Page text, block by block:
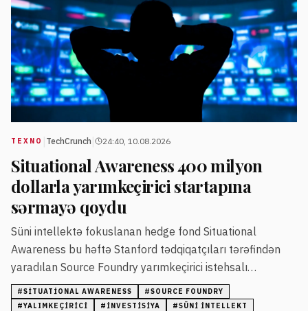
TEXNO TechCrunch 24:40, 10.08.2026
Situational Awareness 400 milyon
dollarla yarımkeçirici startapına
sərmayə qoydu
Süni intellektə fokuslanan hedge fond Situational
Awareness bu həftə Stanford tədqiqatçıları tərəfindən
yaradılan Source Foundry yarımkeçirici istehsalı
startapına 400 milyon dollar əlavə sərmayə yatırıb. Bu,
fondun Source Foundry-də ümumi sərmayəsini 500
#SITUATIONAL AWARENESS #SOURCE FOUNDRY
#YALIMKEÇIRICI # INVESTISIYA #SÜNI INTELLEKT